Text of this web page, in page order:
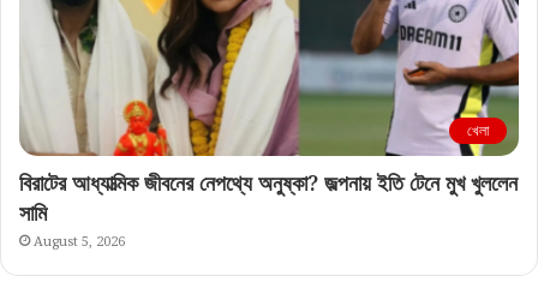
খেলা
বিরাটের আধ্যাত্মিক জীবনের নেপথ্যে অনুষ্কা? জল্পনায় ইতি টেনে মুখ খুললেন
সামি
August 5, 2026